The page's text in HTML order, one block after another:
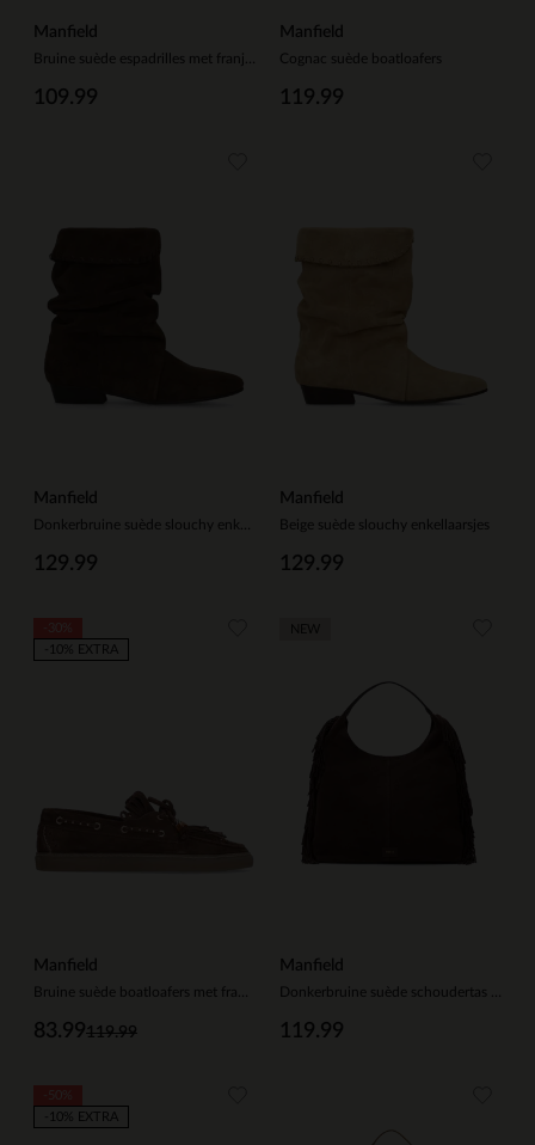
Manfield
109.99
Manfield
Cognac suède boatloafers
119.99
Manfield
129.99
Manfield
Beige suède slouchy enkellaarsjes
129.99
Manfield
119.99
83.99
-10% EXTRA
Manfield
119.99
-10% EXTRA